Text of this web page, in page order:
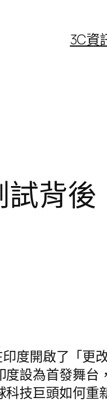
3C資
背後
度開啟了「更
設為首發舞台
技巨頭如何重